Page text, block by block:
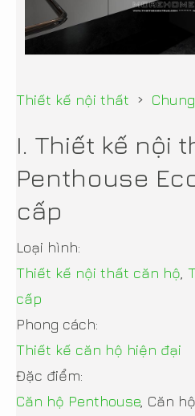
Thiết kế nội thất ›
I. Thiết kế nội
Penthouse
cấp
Loại hình:
Thiết kế nội thất căn hộ,
cấp
Phong cách:
Thiết kế căn hộ hiện đại
Đặc điểm:
Căn hộ Penthouse, Căn